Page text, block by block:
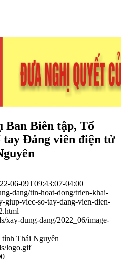
Ban Biên tập, Tổ
Đảng viên điện tử
06-09T09:43:07-04:00
dang/tin-hoat-dong/trien-khai-
giup-viec-so-tay-dang-vien-dien-
xay-dung-dang/2022_06/image-
Thái Nguyên
logo.gif
0